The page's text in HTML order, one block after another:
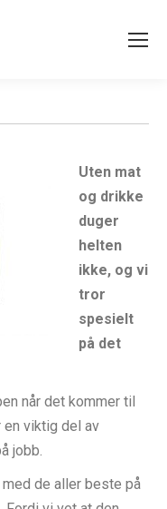
Search:
Uten mat
og drikke
duger
helten
ikke, og vi
tror
spesielt
på det
når det kommer til
viktig del av
jobb.
med de aller beste på